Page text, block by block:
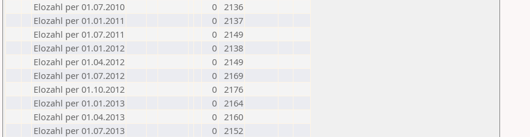
Elozahl per 01.07.2010
0 2136
Elozahl per 01.01.2011
0 2137
Elozahl per 01.07.2011
0 2149
Elozahl per 01.01.2012
0 2138
Elozahl per 01.04.2012
0 2149
Elozahl per 01.07.2012
0 2169
Elozahl per 01.10.2012
0 2176
Elozahl per 01.01.2013
0 2164
Elozahl per 01.04.2013
0 2160
Elozahl per 01.07.2013
0 2152